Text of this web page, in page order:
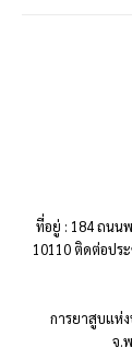
ที่อยู่ : 184 ถนน
10110 ติดต่อปร
การยาสูบแห่
จ.